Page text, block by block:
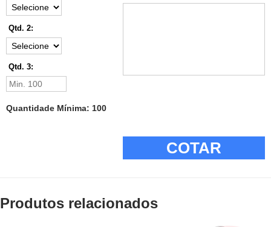
Qtd. 2:
Qtd. 3:
Quantidade Mínima: 100
COTAR
Produtos relacionados